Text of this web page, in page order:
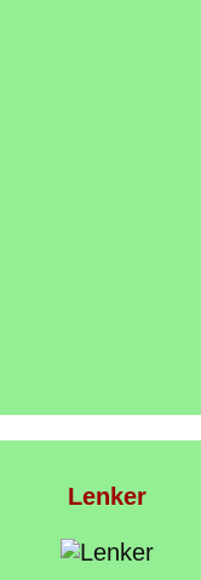
Lenker